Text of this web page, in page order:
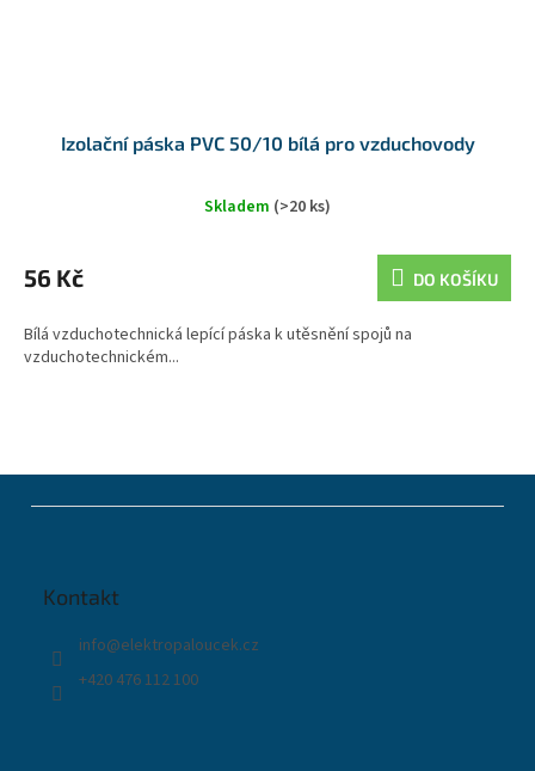
Izolační páska PVC 50/10 bílá pro vzduchovody
Skladem (>20 ks)
56 Kč DO KOŠÍKU
Bílá vzduchotechnická lepící páska k utěsnění spojů na
vzduchotechnickém...
Kontakt
info@elektropaloucek.cz
+420 476 112 100